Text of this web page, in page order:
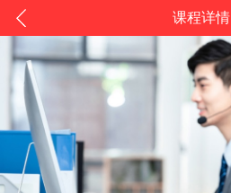
课程详情